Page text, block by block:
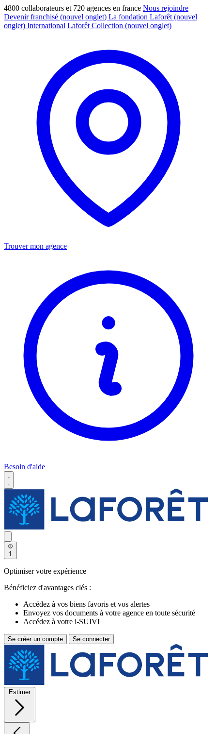
4800 collaborateurs et 720 agences en france Nous rejoindre
Devenir franchisé (nouvel onglet) La fondation Laforêt (nouvel
onglet) International Laforêt Collection (nouvel onglet)
Trouver mon agence
Besoin d'aide
1
Optimiser votre expérience
Bénéficiez d'avantages clés :
Accédez à vos biens favoris et vos alertes
Envoyez vos documents à votre agence en toute sécurité
Accédez à votre i-SUIVI
Se créer un compte Se connecter
Estimer